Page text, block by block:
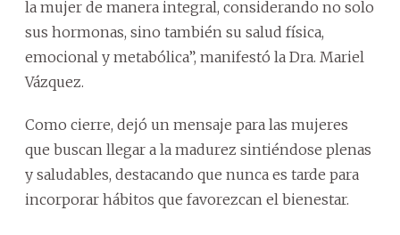
la mujer de manera integral, considerando no solo
sus hormonas, sino también su salud física,
emocional y metabólica”, manifestó la Dra. Mariel
Vázquez.
Como cierre, dejó un mensaje para las mujeres
que buscan llegar a la madurez sintiéndose plenas
y saludables, destacando que nunca es tarde para
incorporar hábitos que favorezcan el bienestar.